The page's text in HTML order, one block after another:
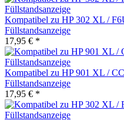
Kompatibel zu HP 302 XL /
Füllstandsanzeige
17,95 € *
Kompatibel zu HP 901 XL /
Füllstandsanzeige
17,95 € *